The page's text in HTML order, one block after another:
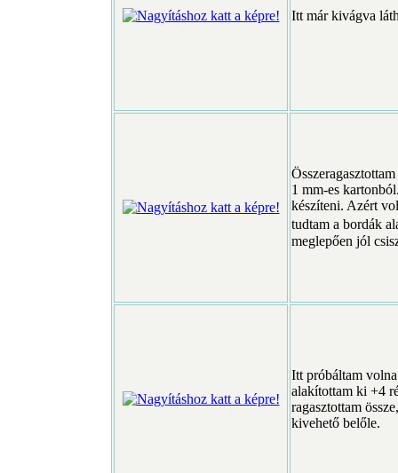
Itt már kivágva
1 mm-es
készíteni. Azért
tudtam a bordák
meglepően jól
Itt próbáltam
alakítottam ki +4
ragasztottam
kivehető belőle.